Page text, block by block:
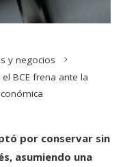
y negocios
BCE frena ante la
por conservar sin
asumiendo una